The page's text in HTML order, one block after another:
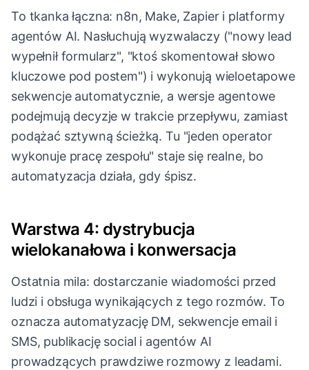
To tkanka łączna: n8n, Make, Zapier i platformy
agentów AI. Nasłuchują wyzwalaczy ("nowy lead
wypełnił formularz", "ktoś skomentował słowo
kluczowe pod postem") i wykonują wieloetapowe
sekwencje automatycznie, a wersje agentowe
podejmują decyzje w trakcie przepływu, zamiast
podążać sztywną ścieżką. Tu "jeden operator
wykonuje pracę zespołu" staje się realne, bo
automatyzacja działa, gdy śpisz.
Warstwa 4: dystrybucja
wielokanałowa i konwersacja
Ostatnia mila: dostarczanie wiadomości przed
ludzi i obsługa wynikających z tego rozmów. To
oznacza automatyzację DM, sekwencje email i
SMS, publikację social i agentów AI
prowadzących prawdziwe rozmowy z leadami.